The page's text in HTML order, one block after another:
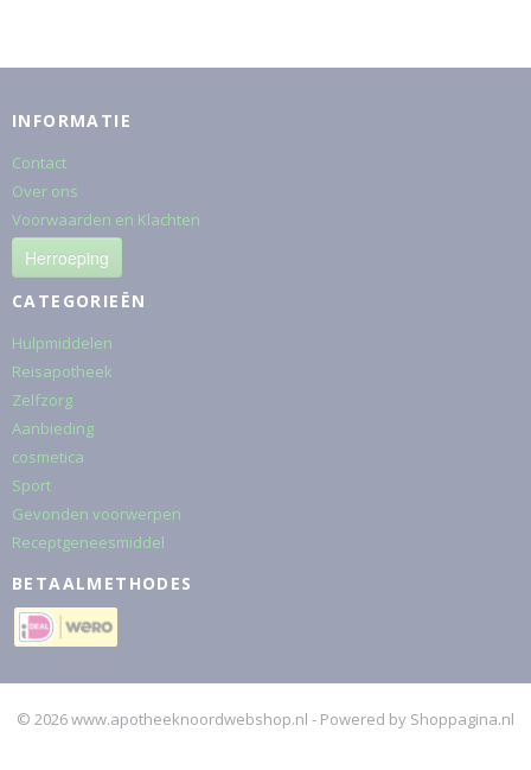
INFORMATIE
Contact
Over ons
Voorwaarden en Klachten
Herroeping
CATEGORIEËN
Hulpmiddelen
Reisapotheek
Zelfzorg
Aanbieding
cosmetica
Sport
Gevonden voorwerpen
Receptgeneesmiddel
BETAALMETHODES
© 2026 www.apotheeknoordwebshop.nl - Powered by Shoppagina.nl